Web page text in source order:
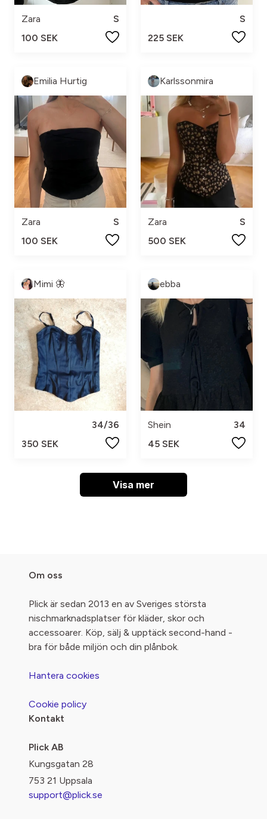
Zara
S
100 SEK
S
225 SEK
Emilia Hurtig
Zara
S
100 SEK
Karlssonmira
Zara
S
500 SEK
Mimi 🦋
34/36
350 SEK
ebba
Shein
34
45 SEK
Visa mer
Om oss
Plick är sedan 2013 en av Sveriges största
nischmarknadsplatser för kläder, skor och
accessoarer. Köp, sälj & upptäck second-hand -
bra för både miljön och din plånbok.
Hantera cookies
Cookie policy
Kontakt
Plick AB
Kungsgatan 28
753 21 Uppsala
support@plick.se